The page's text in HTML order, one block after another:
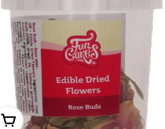
IN DEN WARENKORB